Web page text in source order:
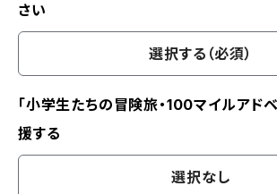
さい
選択する（必須）
「小学生たちの冒険旅・100マイルアド
援する
選択なし